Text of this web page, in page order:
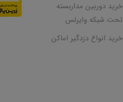
خرید دوربین مداربسته
تحت شبکه وایرلس
خرید انواع دزدگیر اماکن